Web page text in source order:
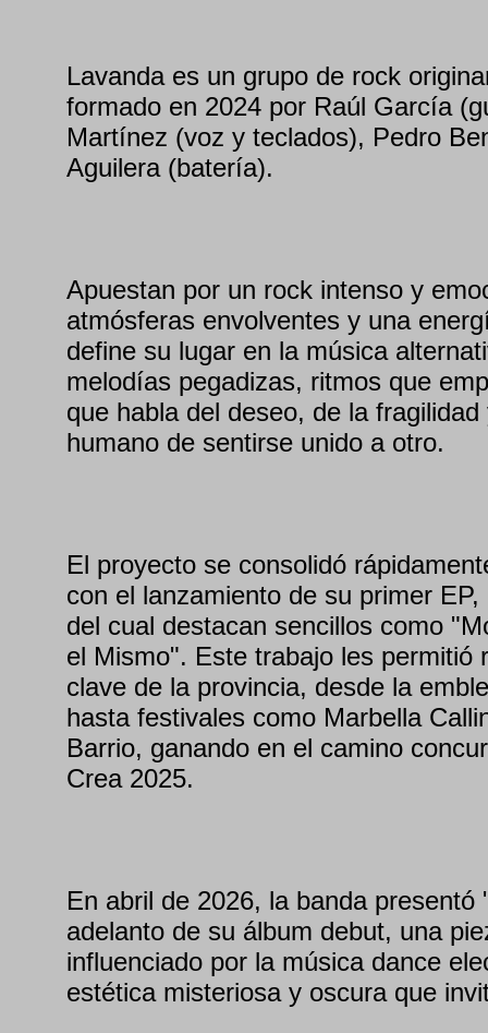
Lavanda es un grupo de rock
formado en 2024 por Raúl García
Martínez (voz y teclados), Pedro
Aguilera (batería).
Apuestan por un rock intenso y
atmósferas envolventes y una
define su lugar en la música
melodías pegadizas, ritmos que
que habla del deseo, de la
humano de sentirse unido a otro.
El proyecto se consolidó
con el lanzamiento de su primer
del cual destacan sencillos como
el Mismo". Este trabajo les permitió
clave de la provincia, desde la
hasta festivales como Marbella
Barrio, ganando en el camino
Crea 2025.
En abril de 2026, la banda
adelanto de su álbum debut, una
influenciado por la música dance
estética misteriosa y oscura que